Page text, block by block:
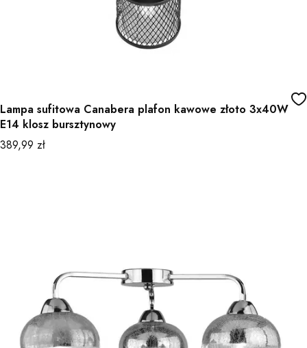
Lampa sufitowa Canabera plafon kawowe złoto 3x40W
E14 klosz bursztynowy
Cena
389,99 zł